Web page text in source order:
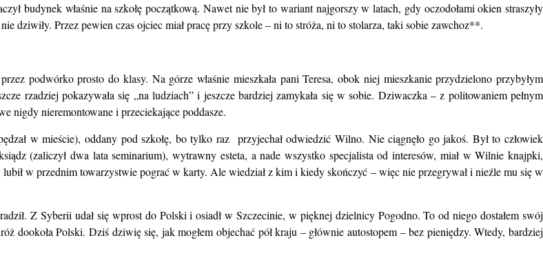
budynek właśnie na szkołę początkową. Nawet nie był to wariant najgorszy w latach, gdy oczodołami okien straszyły
dziwiły. Przez pewien czas ojciec miał pracę przy szkole – ni to stróża, ni to stolarza, taki sobie zawchoz**.
podwórko prosto do klasy. Na górze właśnie mieszkała pani Teresa, obok niej mieszkanie przydzielono przybyłym
rzadziej pokazywała się „na ludziach” i jeszcze bardziej zamykała się w sobie. Dziwaczka – z politowaniem pełnym
nigdy nieremontowane i przeciekające poddasze.
w mieście), oddany pod szkołę, bo tylko raz przyjechał odwiedzić Wilno. Nie ciągnęło go jakoś. Był to człowiek
(zaliczył dwa lata seminarium), wytrawny esteta, a nade wszystko specjalista od interesów, miał w Wilnie knajpki,
w przednim towarzystwie pograć w karty. Ale wiedział z kim i kiedy skończyć – więc nie przegrywał i nieźle mu się w
Z Syberii udał się wprost do Polski i osiadł w Szczecinie, w pięknej dzielnicy Pogodno. To od niego dostałem swój
dookoła Polski. Dziś dziwię się, jak mogłem objechać pół kraju – głównie autostopem – bez pieniędzy. Wtedy, bardziej